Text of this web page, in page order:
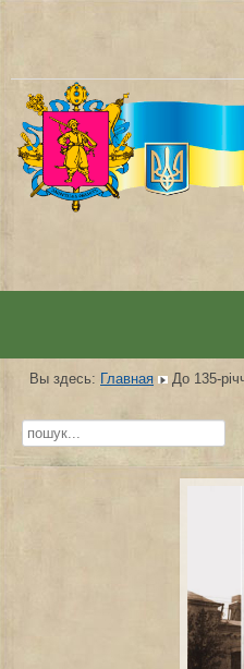
Вы здесь: Главная До 135-
Искать...